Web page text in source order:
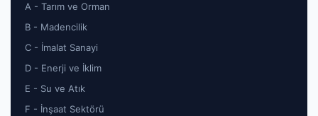
A - Tarım ve Orman
B - Madencilik
C - İmalat Sanayi
D - Enerji ve İklim
E - Su ve Atık
F - İnşaat Sektörü